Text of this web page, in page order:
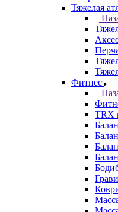
Тяжелая
Фитнес
TRX